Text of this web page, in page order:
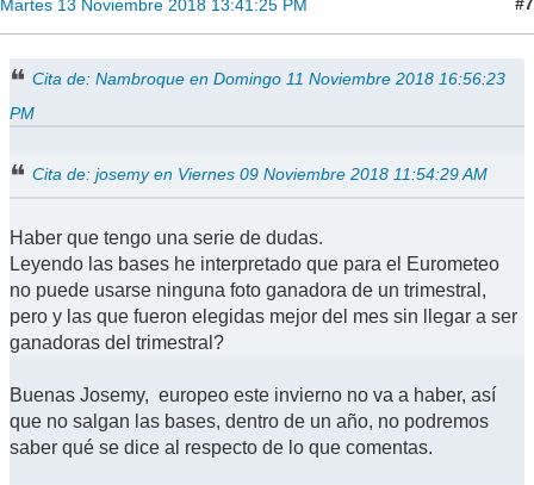
Martes 13 Noviembre 2018 13:41:25 PM #7
Cita de: Nambroque en Domingo 11 Noviembre 2018 16:56:23
PM
Cita de: josemy en Viernes 09 Noviembre 2018 11:54:29 AM
Haber que tengo una serie de dudas.
Leyendo las bases he interpretado que para el Eurometeo
no puede usarse ninguna foto ganadora de un trimestral,
pero y las que fueron elegidas mejor del mes sin llegar a ser
ganadoras del trimestral?
Buenas Josemy, europeo este invierno no va a haber, así
que no salgan las bases, dentro de un año, no podremos
saber qué se dice al respecto de lo que comentas.